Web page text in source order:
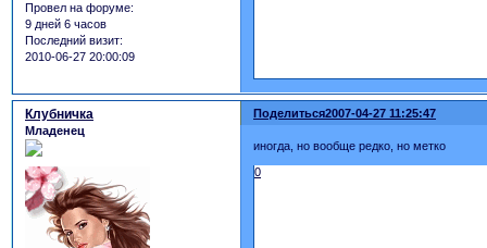
Провел на форуме:
9 дней 6 часов
Последний визит:
2010-06-27 20:00:09
Поделиться2007-04-27 11:25:47
Клубничка
Младенец
иногда, но вообще редко, но метко
0